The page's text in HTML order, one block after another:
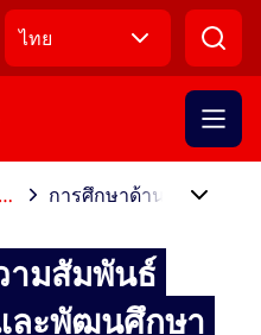
ไทย
ามสัมพันธ์
ละพัฒนศึกษา